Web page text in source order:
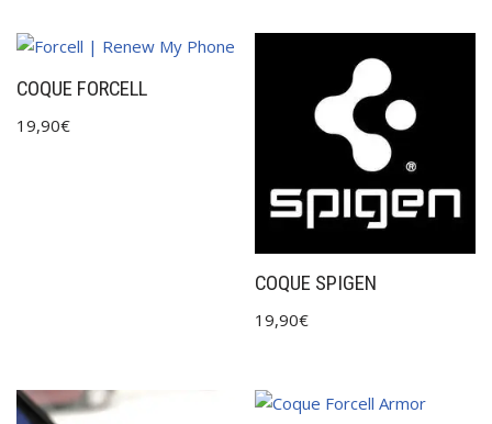
COQUE FORCELL
19,90€
COQUE SPIGEN
19,90€